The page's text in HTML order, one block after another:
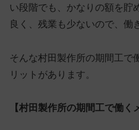
い段階でも、かなりの額を貯
良く、残業も少ないので、働
そんな村田製作所の期間工で
リットがあります。
【村田製作所の期間工で働く